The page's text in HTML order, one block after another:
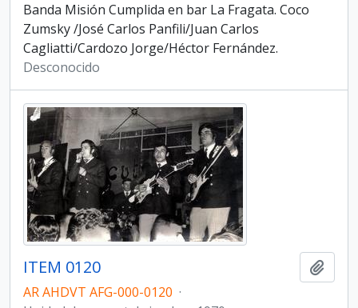
Banda Misión Cumplida en bar La Fragata. Coco
Zumsky /José Carlos Panfili/Juan Carlos
Cagliatti/Cardozo Jorge/Héctor Fernández.
Desconocido
ITEM 0120
AR AHDVT AFG-000-0120 ·